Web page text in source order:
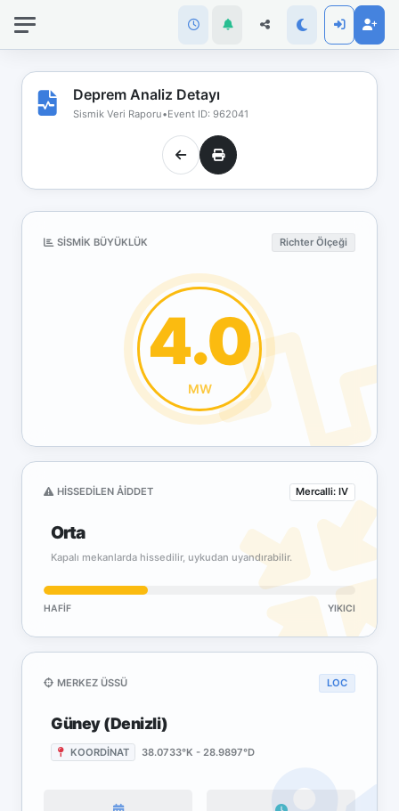
Deprem Analiz Detayı
Sismik Veri Raporu•Event ID: 962041
SISMIK BÜYÜKLÜK Richter Ölçeği
4.0
MW
HISSEDILEN ÅIDDET Mercalli: IV
Orta
Kapalı mekanlarda hissedilir, uykudan uyandırabilir.
HAFIF YIKICI
MERKEZ ÜSSÜ LOC
Güney (Denizli)
KOORDİNAT 38.0733°K - 28.9897°D
bağlantınız
koptu!
Çevrimdışı
moddasınız.